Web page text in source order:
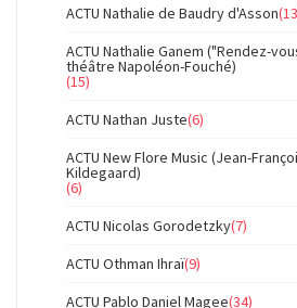
ACTU Nathalie de Baudry d'Asson
ACTU Nathalie Ganem ("Rendez-
théâtre Napoléon-Fouché)
(15)
ACTU Nathan Juste(6)
ACTU New Flore Music (Jean-
Kildegaard)
(6)
ACTU Nicolas Gorodetzky(7)
ACTU Othman Ihraï(9)
ACTU Pablo Daniel Magee(34)